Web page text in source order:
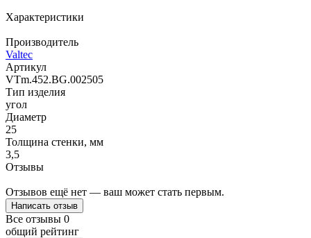
Характеристики
Производитель
Valtec
Артикул
VTm.452.BG.002505
Тип изделия
угол
Диаметр
25
Толщина стенки, мм
3,5
Отзывы
Отзывов ещё нет — ваш может стать первым.
Написать отзыв
Все отзывы 0
общий рейтинг